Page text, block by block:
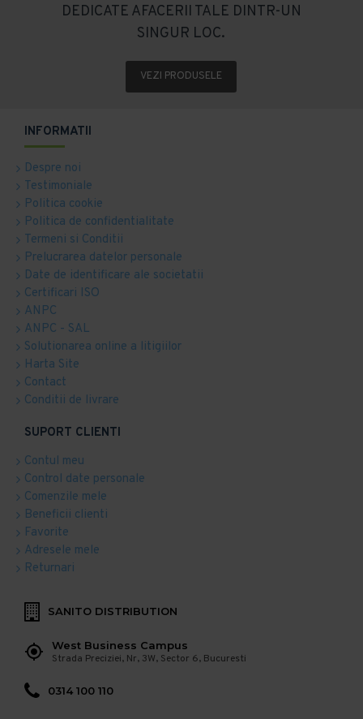
DEDICATE AFACERII TALE DINTR-UN
SINGUR LOC.
VEZI PRODUSELE
INFORMATII
Despre noi
Testimoniale
Politica cookie
Politica de confidentialitate
Termeni si Conditii
Prelucrarea datelor personale
Date de identificare ale societatii
Certificari ISO
ANPC
ANPC - SAL
Solutionarea online a litigiilor
Harta Site
Contact
Conditii de livrare
SUPORT CLIENTI
Contul meu
Control date personale
Comenzile mele
Beneficii clienti
Favorite
Adresele mele
Returnari
SANITO DISTRIBUTION
West Business Campus
Strada Preciziei, Nr, 3W, Sector 6, Bucuresti
0314 100 110